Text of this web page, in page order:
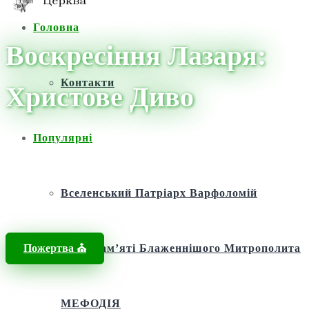
Головна
Контакти
Популярні
Вселенський Патріарх Варфоломій
Фонд пам’яті Блаженнішого Митрополита
МЕФОДІЯ
Пожертва ⛪️
Воскресіння Лазаря:
Христове Диво
Головна / Новини /